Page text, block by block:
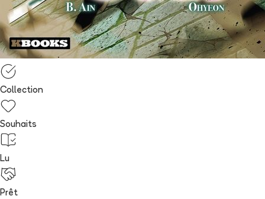
Collection
Souhaits
Lu
Prêt